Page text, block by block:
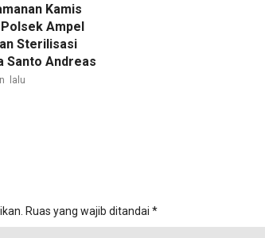
Kamis
Ampel
Sterilisasi
Santo Andreas
lalu
Ruas yang wajib ditandai *